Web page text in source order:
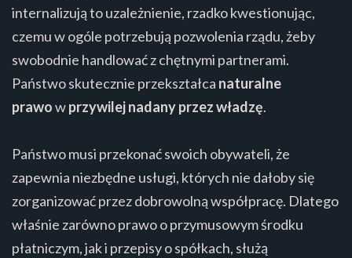
internalizują to uzależnienie, rzadko kwestionując,
czemu w ogóle potrzebują pozwolenia rządu, żeby
swobodnie handlować z chętnymi partnerami.
Państwo skutecznie przekształca naturalne
prawowprzywilej nadany przez władzę.
Państwo musi przekonać swoich obywateli, że
zapewnia niezbędne usługi, których nie dałoby się
zorganizować przez dobrowolną współpracę. Dlatego
właśnie zarówno prawo o przymusowym środku
płatniczym, jak i przepisy o spółkach, służą